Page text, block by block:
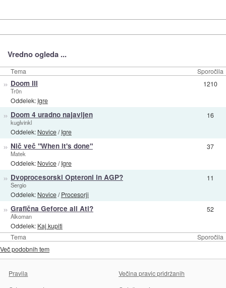
Vredno ogleda ...
Tema Sporočila
Tema Sporočila
» Doom III
Tr0n
Oddelek: Igre
1210
» Doom 4 uradno najavljen
kuglvinkl
Oddelek: Novice/Igre
16
» Nič več "When it's done"
Matek
Oddelek: Novice/Igre
37
» Dvoprocesorski Opteroni in AGP?
Sergio
Oddelek: Novice/Procesorji
11
» Grafična Geforce ali Ati?
Alkoman
Oddelek: Kaj kupiti
52
Več podobnih tem
Pravila
Večina pravic pridržanih